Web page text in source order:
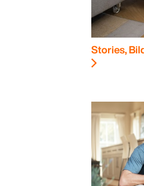
Stories,